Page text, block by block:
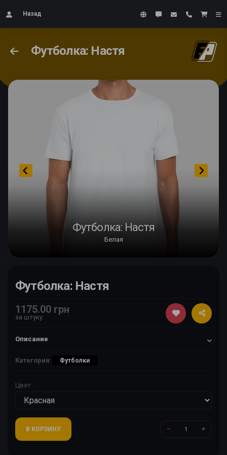
Назад
Футболка: Настя
Футболка: Настя
Белая
Футболка: Настя
1175.00 грн
за штуку
Описание
Категория: Футболки
Цвет:
В КОРЗИНУ